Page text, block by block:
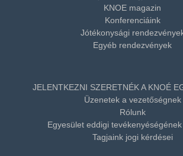
KNOE magazin
Konferenciáink
Jótékonysági
Egyéb rendezvények
JELENTKEZNI SZERETNÉK A KNOÉ
Üzenetek a vezetőségnek
Rólunk
Egyesület eddigi
Tagjaink jogi kérdései